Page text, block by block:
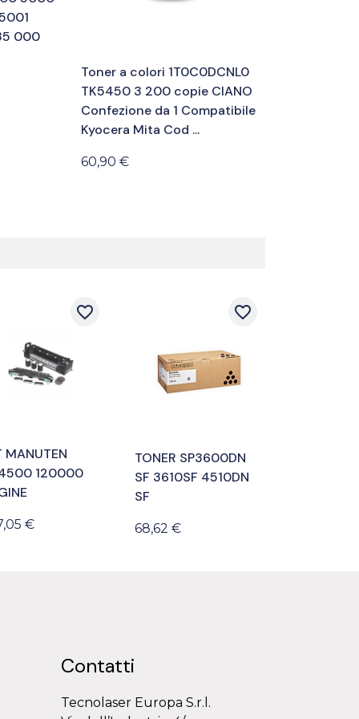
000
Toner a colori 1T0C0DCNL0
TK5450 3 200 copie CIANO
Confezione da 1 Compatibile
Kyocera Mita Cod ...
60,90 €
favorite_border
MANUTEN
120000
€
favorite_border
TONER SP3600DN
SF 3610SF 4510DN
SF
68,62 €
Contatti
Tecnolaser Europa S.r.l.